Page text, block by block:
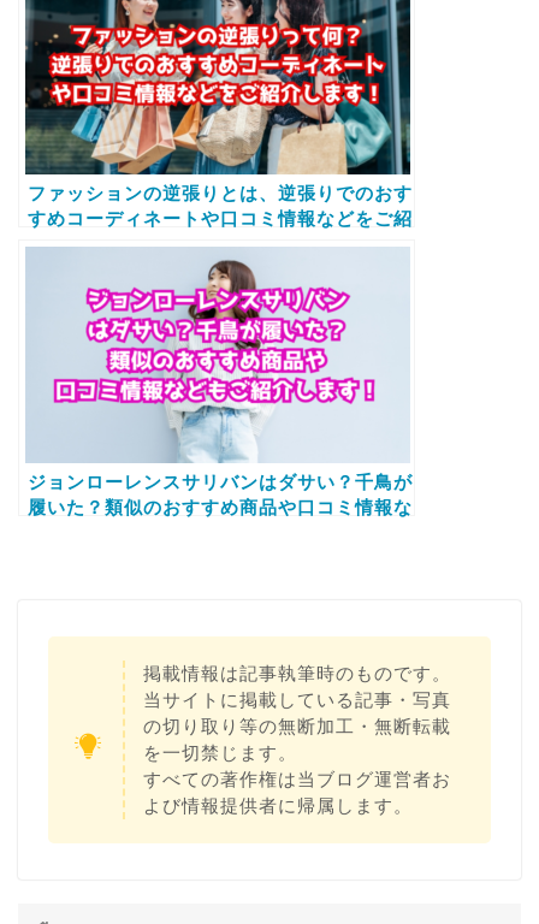
ファッションの逆張りとは、逆張りでのおす
すめコーディネートや口コミ情報などをご紹
介します！
ジョンローレンスサリバンはダサい？千鳥が
履いた？類似のおすすめ商品や口コミ情報な
掲載情報は記事執筆時のものです。
当サイトに掲載している記事・写真
の切り取り等の無断加工・無断転載
を一切禁じます。
すべての著作権は当ブログ運営者お
よび情報提供者に帰属します。